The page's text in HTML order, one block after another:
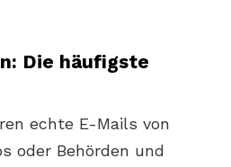
Die häufigste
echte E-Mails von
oder Behörden und